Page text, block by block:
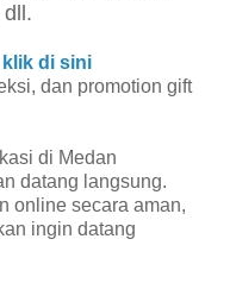
klik di sini
dan promotion gift
di Medan
datang langsung.
online secara aman,
ingin datang